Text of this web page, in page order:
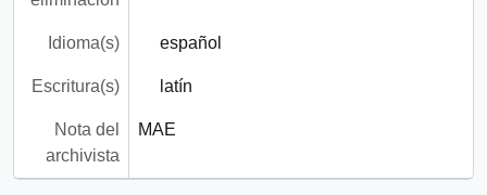
Idioma(s) español
Escritura(s) latín
Nota del
archivista
MAE